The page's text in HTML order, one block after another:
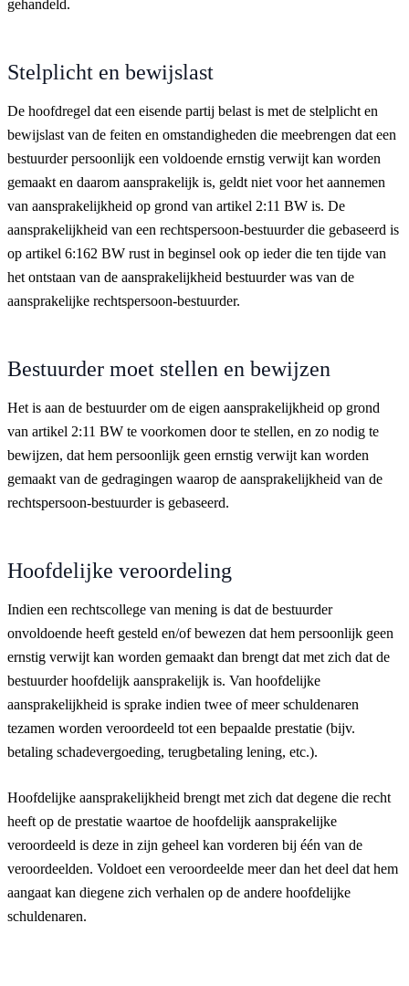
gehandeld.
Stelplicht en bewijslast
De hoofdregel dat een eisende partij belast is met de stelplicht en
bewijslast van de feiten en omstandigheden die meebrengen dat een
bestuurder persoonlijk een voldoende ernstig verwijt kan worden
gemaakt en daarom aansprakelijk is, geldt niet voor het aannemen
van aansprakelijkheid op grond van artikel 2:11 BW is. De
aansprakelijkheid van een rechtspersoon-bestuurder die gebaseerd is
op artikel 6:162 BW rust in beginsel ook op ieder die ten tijde van
het ontstaan van de aansprakelijkheid bestuurder was van de
aansprakelijke rechtspersoon-bestuurder.
Bestuurder moet stellen en bewijzen
Het is aan de bestuurder om de eigen aansprakelijkheid op grond
van artikel 2:11 BW te voorkomen door te stellen, en zo nodig te
bewijzen, dat hem persoonlijk geen ernstig verwijt kan worden
gemaakt van de gedragingen waarop de aansprakelijkheid van de
rechtspersoon-bestuurder is gebaseerd.
Hoofdelijke veroordeling
Indien een rechtscollege van mening is dat de bestuurder
onvoldoende heeft gesteld en/of bewezen dat hem persoonlijk geen
ernstig verwijt kan worden gemaakt dan brengt dat met zich dat de
bestuurder hoofdelijk aansprakelijk is. Van hoofdelijke
aansprakelijkheid is sprake indien twee of meer schuldenaren
tezamen worden veroordeeld tot een bepaalde prestatie (bijv.
betaling schadevergoeding, terugbetaling lening, etc.).
Hoofdelijke aansprakelijkheid brengt met zich dat degene die recht
heeft op de prestatie waartoe de hoofdelijk aansprakelijke
veroordeeld is deze in zijn geheel kan vorderen bij één van de
veroordeelden. Voldoet een veroordeelde meer dan het deel dat hem
aangaat kan diegene zich verhalen op de andere hoofdelijke
schuldenaren.